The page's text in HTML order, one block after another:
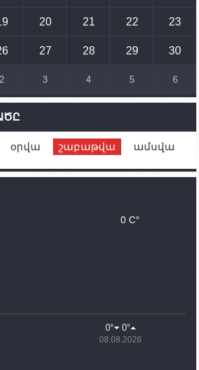
հայկական դիրքերի անձնակազմի
խորհրդարանականը՝ Ալեն
ԱԳ նախարարը կայցելի Հայաստան
կմնան ԼՂ-ում՝ մինչև
աշխատանքների
շատ, շատ, շատ օգտակար
փոխվարչապետն այսօր կմեկնի
20 21 22 23
27 28 29 30
2 3 4 5 6
օրվա շաբաթվա ամսվա
0 C°
0° 0°
08.08.2026